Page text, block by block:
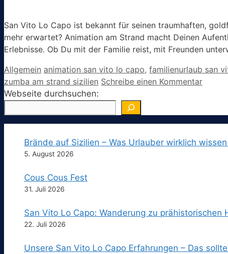
San Vito Lo Capo ist bekannt für seinen traumhaften,
mehr erwartet? Animation am Strand macht Deinen
Erlebnisse. Ob Du mit der Familie reist, mit Freunden
Kategorien
Allgemein Schlagwörter
animation san vito lo capo, familienurlaub san
zumba am strand sizilien Schreibe einen Kommentar
Webseite durchsuchen:
Brände auf Sizilien – Was Urlauber wirklich
5. August 2026
Cous Cous Fest
31. Juli 2026
San Vito Lo Capo: Wanderung zu prähistorischen
22. Juli 2026
Unsere San Vito Lo Capo Erfahrungen – Das